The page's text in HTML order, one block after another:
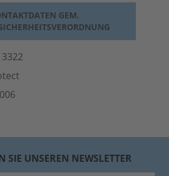
GEM.
3322
SIE UNSEREN NEWSLETTER